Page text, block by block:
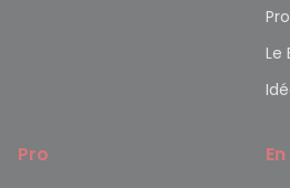
Le
Pro